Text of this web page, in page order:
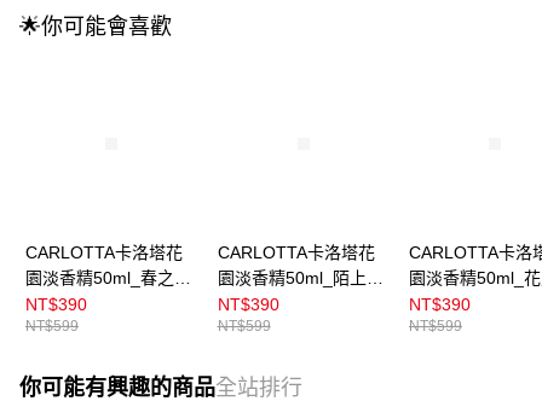
🌟你可能會喜歡
CARLOTTA卡洛塔花
園淡香精50ml_春之甦
醒
NT$390
NT$599
CARLOTTA卡洛塔花
園淡香精50ml_陌上幽
徑
NT$390
NT$599
CARLOTTA卡洛
園淡香精50ml_
露
NT$390
NT$599
你可能有興趣的商品全站排行